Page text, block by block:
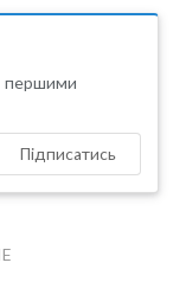
першими
Підписатись